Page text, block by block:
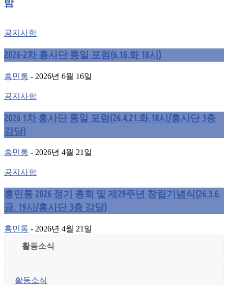
밤
공지사항
2026-2차 흥사단 통일 포럼(6.16.화 18시)
흥민통 - 2026년 6월 16일
공지사항
2026 1차 흥사단 통일 포럼(26.4.21.화.18시/흥사단 3층
강당)
흥민통 - 2026년 4월 21일
공지사항
흥민통 2026 정기 총회 및 제29주년 창립기념식(26.3.6.
금. 19시/흥사단 3층 강당)
흥민통 - 2026년 4월 21일
활동소식
활동소식